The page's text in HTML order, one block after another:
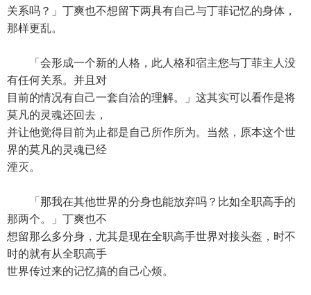
关系吗？」丁爽也不想留下两具有自己与丁菲记忆的身体，
那样更乱。
「会形成一个新的人格，此人格和宿主您与丁菲主人没
有任何关系。并且对
目前的情况有自己一套自洽的理解。」这其实可以看作是将
莫凡的灵魂还回去，
并让他觉得目前为止都是自己所作所为。当然，原本这个世
界的莫凡的灵魂已经
湮灭。
「那我在其他世界的分身也能放弃吗？比如全职高手的
那两个。」丁爽也不
想留那么多分身，尤其是现在全职高手世界对接头盔，时不
时的就有从全职高手
世界传过来的记忆搞的自己心烦。